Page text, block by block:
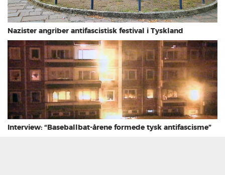
Nazister angriber antifascistisk festival i Tyskland
Interview: “Baseballbat-årene formede tysk antifascisme”